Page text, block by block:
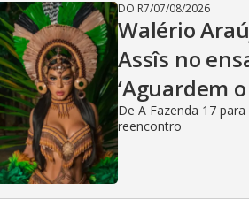
DO R7/07/08/2026
Walério
Assîs no
‘Aguardem
De A Fazenda 17
reencontro